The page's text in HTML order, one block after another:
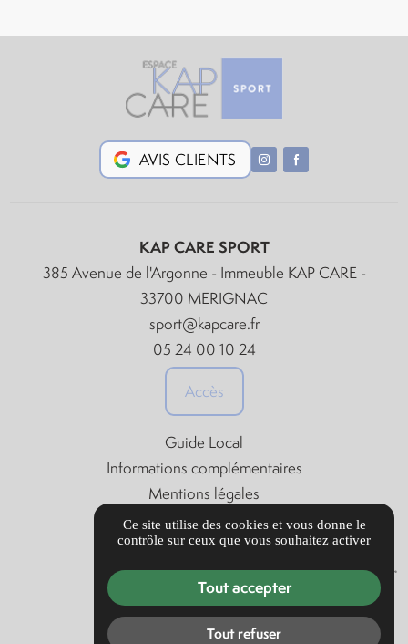
AVIS CLIENTS
KAP CARE SPORT
385 Avenue de l'Argonne - Immeuble KAP CARE -
33700 MERIGNAC
sport@kapcare.fr
05 24 00 10 24
Accès
Guide Local
Informations complémentaires
Mentions légales
Politique de confidentialité
Gestion des cookies
Ce site utilise des cookies et vous donne le
contrôle sur ceux que vous souhaitez activer
Tout accepter
Tout refuser